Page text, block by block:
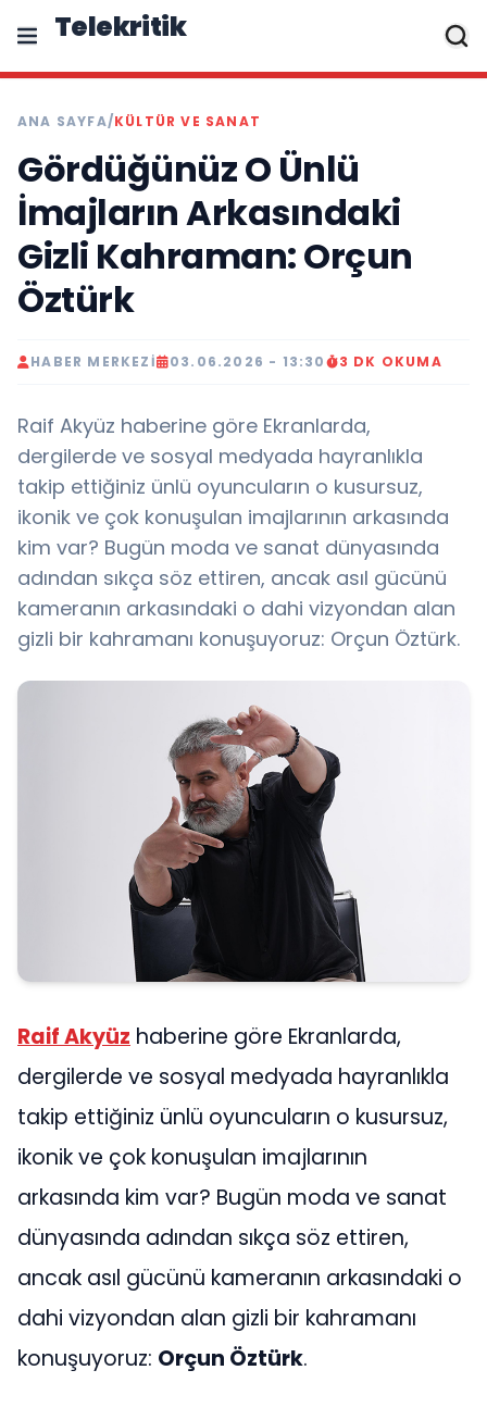
Telekritik
ANA SAYFA/KÜLTÜR VE SANAT
Gördüğünüz O Ünlü
İmajların Arkasındaki
Gizli Kahraman: Orçun
Öztürk
HABER MERKEZI 03.06.2026 - 13:30 3 DK OKUMA
Raif Akyüz haberine göre Ekranlarda,
dergilerde ve sosyal medyada hayranlıkla
takip ettiğiniz ünlü oyuncuların o kusursuz,
ikonik ve çok konuşulan imajlarının arkasında
kim var? Bugün moda ve sanat dünyasında
adından sıkça söz ettiren, ancak asıl gücünü
kameranın arkasındaki o dahi vizyondan alan
gizli bir kahramanı konuşuyoruz: Orçun Öztürk.
Raif Akyüz haberine göre Ekranlarda,
dergilerde ve sosyal medyada hayranlıkla
takip ettiğiniz ünlü oyuncuların o kusursuz,
ikonik ve çok konuşulan imajlarının
arkasında kim var? Bugün moda ve sanat
dünyasında adından sıkça söz ettiren,
ancak asıl gücünü kameranın arkasındaki o
dahi vizyondan alan gizli bir kahramanı
konuşuyoruz: Orçun Öztürk.